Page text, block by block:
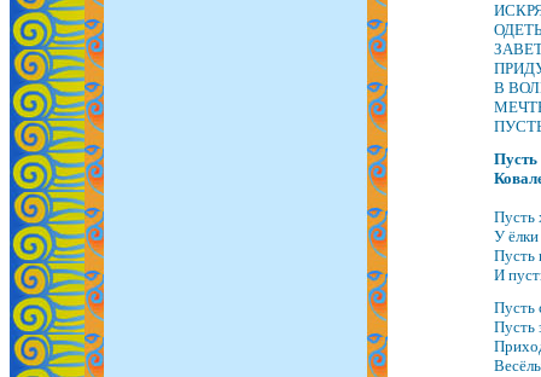
В
Пусть
Пусть
У
Пусть
И
Пусть
Пусть